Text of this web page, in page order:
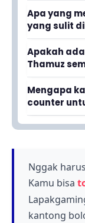
Apa yang
yang sulit
Thamuz
singkat dan
skill-
menerus
khawatir
Apakah
Thamuz
Ya,
patch 1.6.84
secara
Mengapa
counter
Dengan
maupun
Nggak
Kamu bisa
kantong